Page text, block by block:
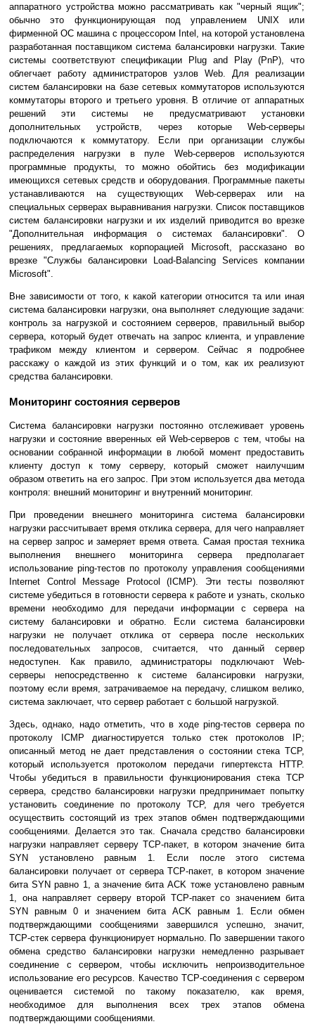
аппаратного устройства можно рассматривать как "черный ящик";
обычно это функционирующая под управлением UNIX или
фирменной ОС машина с процессором Intel, на которой установлена
разработанная поставщиком система балансировки нагрузки. Такие
системы соответствуют спецификации Plug and Play (PnP), что
облегчает работу администраторов узлов Web. Для реализации
систем балансировки на базе сетевых коммутаторов используются
коммутаторы второго и третьего уровня. В отличие от аппаратных
решений эти системы не предусматривают установки
дополнительных устройств, через которые Web-серверы
подключаются к коммутатору. Если при организации службы
распределения нагрузки в пуле Web-серверов используются
программные продукты, то можно обойтись без модификации
имеющихся сетевых средств и оборудования. Программные пакеты
устанавливаются на существующих Web-серверах или на
специальных серверах выравнивания нагрузки. Список поставщиков
систем балансировки нагрузки и их изделий приводится во врезке
"Дополнительная информация о системах балансировки". О
решениях, предлагаемых корпорацией Microsoft, рассказано во
врезке "Службы балансировки Load-Balancing Services компании
Microsoft".
Вне зависимости от того, к какой категории относится та или иная
система балансировки нагрузки, она выполняет следующие задачи:
контроль за нагрузкой и состоянием серверов, правильный выбор
сервера, который будет отвечать на запрос клиента, и управление
трафиком между клиентом и сервером. Сейчас я подробнее
расскажу о каждой из этих функций и о том, как их реализуют
средства балансировки.
Мониторинг состояния серверов
Система балансировки нагрузки постоянно отслеживает уровень
нагрузки и состояние вверенных ей Web-серверов с тем, чтобы на
основании собранной информации в любой момент предоставить
клиенту доступ к тому серверу, который сможет наилучшим
образом ответить на его запрос. При этом используется два метода
контроля: внешний мониторинг и внутренний мониторинг.
При проведении внешнего мониторинга система балансировки
нагрузки рассчитывает время отклика сервера, для чего направляет
на сервер запрос и замеряет время ответа. Самая простая техника
выполнения внешнего мониторинга сервера предполагает
использование ping-тестов по протоколу управления сообщениями
Internet Control Message Protocol (ICMP). Эти тесты позволяют
системе убедиться в готовности сервера к работе и узнать, сколько
времени необходимо для передачи информации с сервера на
систему балансировки и обратно. Если система балансировки
нагрузки не получает отклика от сервера после нескольких
последовательных запросов, считается, что данный сервер
недоступен. Как правило, администраторы подключают Web-
серверы непосредственно к системе балансировки нагрузки,
поэтому если время, затрачиваемое на передачу, слишком велико,
система заключает, что сервер работает с большой нагрузкой.
Здесь, однако, надо отметить, что в ходе ping-тестов сервера по
протоколу ICMP диагностируется только стек протоколов IP;
описанный метод не дает представления о состоянии стека TCP,
который используется протоколом передачи гипертекста HTTP.
Чтобы убедиться в правильности функционирования стека TCP
сервера, средство балансировки нагрузки предпринимает попытку
установить соединение по протоколу TCP, для чего требуется
осуществить состоящий из трех этапов обмен подтверждающими
сообщениями. Делается это так. Сначала средство балансировки
нагрузки направляет серверу TCP-пакет, в котором значение бита
SYN установлено равным 1. Если после этого система
балансировки получает от сервера TCP-пакет, в котором значение
бита SYN равно 1, а значение бита ACK тоже установлено равным
1, она направляет серверу второй TCP-пакет со значением бита
SYN равным 0 и значением бита ACK равным 1. Если обмен
подтверждающими сообщениями завершился успешно, значит,
TCP-стек сервера функционирует нормально. По завершении такого
обмена средство балансировки нагрузки немедленно разрывает
соединение с сервером, чтобы исключить непроизводительное
использование его ресурсов. Качество TCP-соединения с сервером
оценивается системой по такому показателю, как время,
необходимое для выполнения всех трех этапов обмена
подтверждающими сообщениями.